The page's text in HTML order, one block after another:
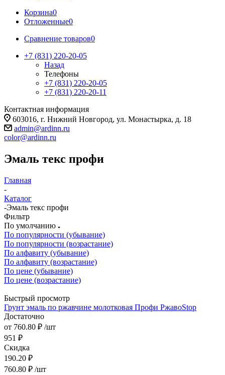
Корзина0
Отложенные0
Сравнение товаров0
+7 (831) 220-20-05
Назад
Телефоны
+7 (831) 220-20-05
+7 (831) 220-20-11
Контактная информация
603016, г. Нижний Новгород, ул. Монастырка, д. 18
admin@ardinn.ru
color@ardinn.ru
Эмаль текс профи
Главная
-
Каталог
-Эмаль текс профи
Фильтр
По умолчанию
По популярности (убывание)
По популярности (возрастание)
По алфавиту (убывание)
По алфавиту (возрастание)
По цене (убывание)
По цене (возрастание)
Быстрый просмотр
Грунт эмаль по ржавчине молотковая Профи РжавоStop
Достаточно
от 760.80 ₽ /шт
951 ₽
Скидка
190.20 ₽
760.80 ₽ /шт